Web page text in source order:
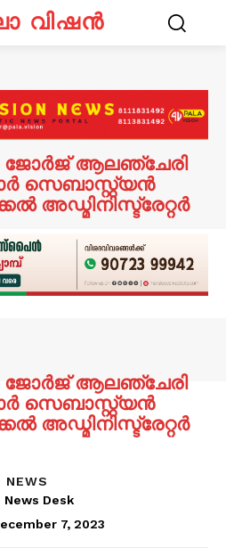
വിഷൻ
ജോർജ് ആലഞ്ചേരി
സെബാസ്റ്റ്യൻ
അഡ്മിനിസ്ട്രേറ്റർ
ജോർജ് ആലഞ്ചേരി
സെബാസ്റ്റ്യൻ
അഡ്മിനിസ്ട്രേറ്റർ
NEWS
News Desk
7, 2023